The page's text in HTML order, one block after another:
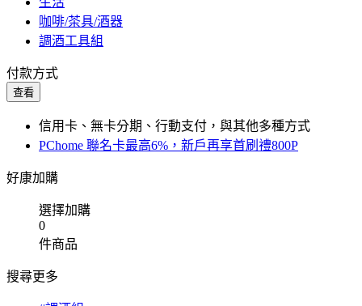
咖啡/茶具/酒器
調酒工具組
付款方式
查看
信用卡、無卡分期、行動支付，與其他多種方式
PChome 聯名卡最高6%，新戶再享首刷禮800P
好康加購
選擇加購
0
件商品
搜尋更多